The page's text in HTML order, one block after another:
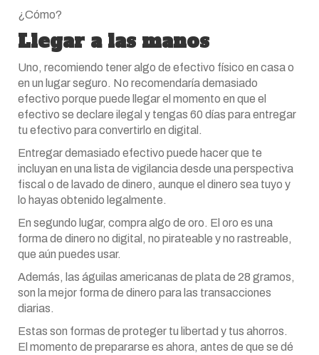
¿Cómo?
Llegar a las manos
Uno, recomiendo tener algo de efectivo físico en casa o
en un lugar seguro. No recomendaría demasiado
efectivo porque puede llegar el momento en que el
efectivo se declare ilegal y tengas 60 días para entregar
tu efectivo para convertirlo en digital.
Entregar demasiado efectivo puede hacer que te
incluyan en una lista de vigilancia desde una perspectiva
fiscal o de lavado de dinero, aunque el dinero sea tuyo y
lo hayas obtenido legalmente.
En segundo lugar, compra algo de oro. El oro es una
forma de dinero no digital, no pirateable y no rastreable,
que aún puedes usar.
Además, las águilas americanas de plata de 28 gramos,
son la mejor forma de dinero para las transacciones
diarias.
Estas son formas de proteger tu libertad y tus ahorros.
El momento de prepararse es ahora, antes de que se dé